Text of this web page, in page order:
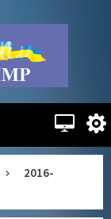
2016-